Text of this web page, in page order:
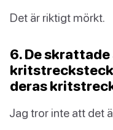
Det är riktigt mörkt.
6. De
deras
Jag tror inte att det